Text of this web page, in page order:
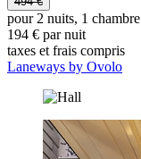
pour 2 nuits, 1 chambre
194 € par nuit
taxes et frais compris
Laneways by Ovolo